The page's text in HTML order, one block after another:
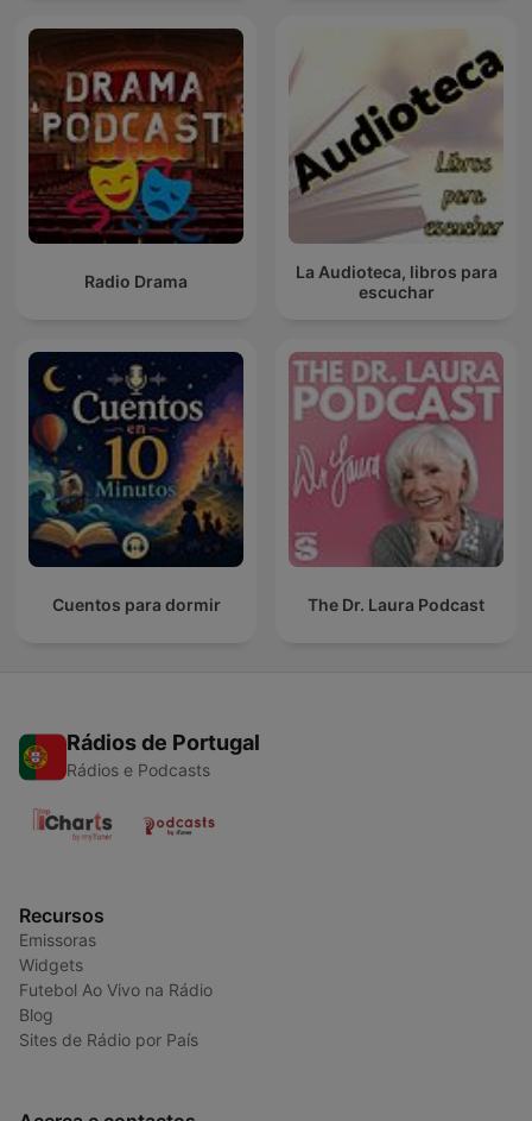
Radio Drama
La Audioteca, libros para
escuchar
Cuentos para dormir The Dr. Laura Podcast
Rádios de Portugal
Rádios e Podcasts
Recursos
Emissoras
Widgets
Futebol Ao Vivo na Rádio
Blog
Sites de Rádio por País